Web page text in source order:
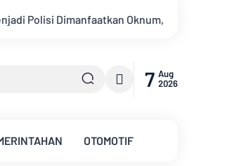
Diduga Tipu Calon Bintara dengan Janji
7 Aug
2026
OTOMOTIF